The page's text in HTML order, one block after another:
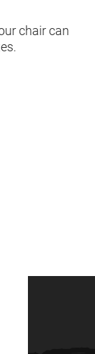
chair can